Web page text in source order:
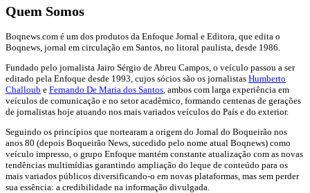
Quem Somos
Boqnews.com é um dos produtos da Enfoque Jornal e Editora, que edita o
Boqnews, jornal em circulação em Santos, no litoral paulista, desde 1986.
Fundado pelo jornalista Jairo Sérgio de Abreu Campos, o veículo passou a ser
editado pela Enfoque desde 1993, cujos sócios são os jornalistas Humberto
Challoub e Fernando De Maria dos Santos , ambos com larga experiência em
veículos de comunicação e no setor acadêmico, formando centenas de gerações
de jornalistas hoje atuando nos mais variados veículos do País e do exterior.
Seguindo os princípios que nortearam a origem do Jornal do Boqueirão nos
anos 80 (depois Boqueirão News, sucedido pelo nome atual Boqnews) como
veículo impresso, o grupo Enfoque mantém constante atualização com as novas
tendências multimídias garantindo ampliação do leque de conteúdo para os
mais variados públicos diversificando-o em novas plataformas, mas sem perder
sua essência: a credibilidade na informação divulgada.